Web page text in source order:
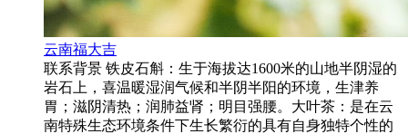
云南福大吉
联系背景 铁皮石斛：生于海拔达1600米的山地半阴湿的
岩石上，喜温暖湿润气候和半阴半阳的环境，生津养
胃；滋阴清热；润肺益肾；明目强腰。大叶茶：是在云
南特殊生态环境条件下生长繁衍的具有自身独特个性的